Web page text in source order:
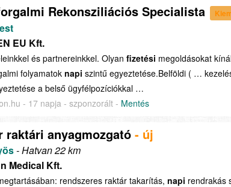
Rekonsziliációs Specialista
EU Kft.
és partnereinkkel. Olyan fizetési megoldásokat
folyamatok napi szintű egyeztetése.Belföldi ( …
a belső ügyfélpozíciókkal …
- 17 napja - szponzorált - Mentés
raktári anyagmozgató - új
- Hatvan 22 km
Medical Kft.
rendszeres raktár takarítás, napi rendrakás